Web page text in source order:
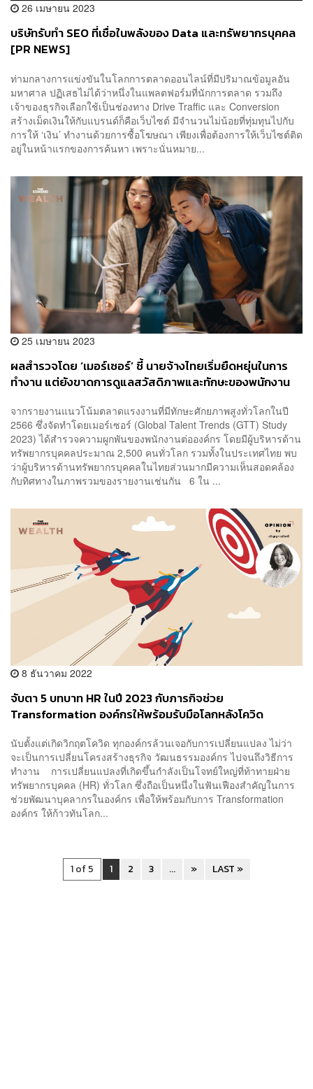
26 เมษายน 2023
บริษัทรับทำ SEO ที่เชื่อในพลังของ Data และทรัพยากรบุคคล
[PR NEWS]
ท่ามกลางการแข่งขันในโลกการตลาดออนไลน์ที่มีปริมาณข้อมูลอัน
มหาศาล ปฏิเสธไม่ได้ว่าหนึ่งในแพลตฟอร์มที่นักการตลาด รวมถึง
เจ้าของธุรกิจเลือกใช้เป็นช่องทาง Drive Traffic และ Conversion
สร้างเม็ดเงินให้กับแบรนด์ก็คือเว็บไซต์ มีจำนวนไม่น้อยที่ทุ่มทุนไปกับ
การให้ ‘เงิน’ ทำงานด้วยการซื้อโฆษณา เพียงเพื่อต้องการให้เว็บไซต์ติด
อยู่ในหน้าแรกของการค้นหา เพราะนั่นหมาย...
25 เมษายน 2023
ผลสำรวจโดย ‘เมอร์เซอร์’ ชี้ นายจ้างไทยเริ่มยืดหยุ่นในการ
ทำงาน แต่ยังขาดการดูแลสวัสดิภาพและทักษะของพนักงาน
จากรายงานแนวโน้มตลาดแรงงานที่มีทักษะศักยภาพสูงทั่วโลกในปี
2566 ซึ่งจัดทำโดยเมอร์เซอร์ (Global Talent Trends (GTT) Study
2023) ได้สำรวจความผูกพันของพนักงานต่อองค์กร โดยมีผู้บริหารด้าน
ทรัพยากรบุคคลประมาณ 2,500 คนทั่วโลก รวมทั้งในประเทศไทย พบ
ว่าผู้บริหารด้านทรัพยากรบุคคลในไทยส่วนมากมีความเห็นสอดคล้อง
กับทิศทางในภาพรวมของรายงานเช่นกัน 6 ใน ...
8 ธันวาคม 2022
จับตา 5 บทบาท HR ในปี 2023 กับภารกิจช่วย
Transformation องค์กรให้พร้อมรับมือโลกหลังโควิด
นับตั้งแต่เกิดวิกฤตโควิด ทุกองค์กรล้วนเจอกับการเปลี่ยนแปลง ไม่ว่า
จะเป็นการเปลี่ยนโครงสร้างธุรกิจ วัฒนธรรมองค์กร ไปจนถึงวิธีการ
ทำงาน การเปลี่ยนแปลงที่เกิดขึ้นกำลังเป็นโจทย์ใหญ่ที่ท้าทายฝ่าย
ทรัพยากรบุคคล (HR) ทั่วโลก ซึ่งถือเป็นหนึ่งในฟันเฟืองสำคัญในการ
ช่วยพัฒนาบุคลากรในองค์กร เพื่อให้พร้อมกับการ Transformation
องค์กร ให้ก้าวทันโลก...
1 of 5 1 2 3 ... » LAST »